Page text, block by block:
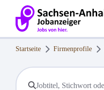
Startseite Firmenprofile